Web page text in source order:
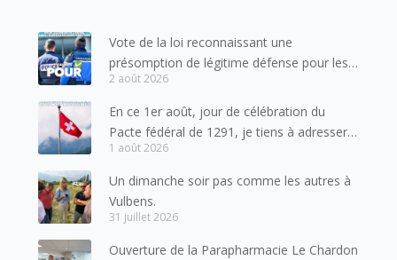
Vote de la loi reconnaissant une
présomption de légitime défense pour les
forces de l’ordre
2 août 2026
En ce 1er août, jour de célébration du
Pacte fédéral de 1291, je tiens à adresser
mes meilleures salutations à nos voisins et
amis suisses, et plus particulièrement aux
habitants du bassin genevois et de l’arc
lémanique, avec lesquels la Haute-Savoie
1 août 2026
Un dimanche soir pas comme les autres à
Vulbens.
31 juillet 2026
Ouverture de la Parapharmacie Le Chardon